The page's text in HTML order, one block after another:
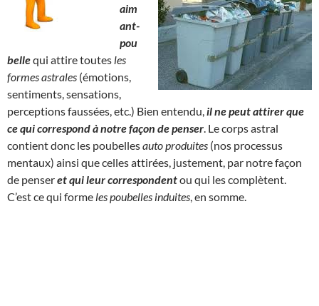
aim
ant-
pou
bellequi attire toutes les
formes astrales (émotions,
sentiments, sensations,
perceptions faussées, etc.) Bien entendu, il ne peut attirer que
ce qui correspond à notre façon de penser . Le corps astral
contient donc les poubellesauto produites (nos processus
mentaux) ainsi que celles attirées, justement, par notre façon
de penseret quileur correspondentou qui les complètent.
C’est ce qui forme les poubelles induites , en somme.